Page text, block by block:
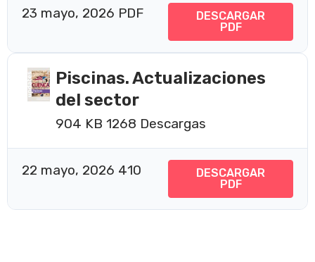
23 mayo, 2026 PDF
DESCARGAR
PDF
Piscinas. Actualizaciones
del sector
904 KB 1268 Descargas
22 mayo, 2026 410
DESCARGAR
PDF